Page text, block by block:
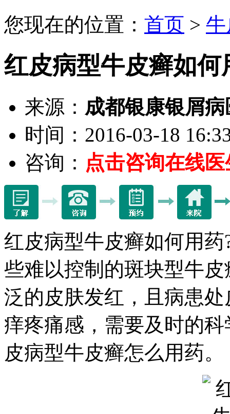
您现在的位置： 首页 >
红皮病型牛皮癣如何
来源： 成都银康银屑病
时间：2016-03-18
咨询： 点击咨询在线医
红皮病型牛皮癣如何用
些难以控制的斑块型牛
泛的皮肤发红，且病患
痒疼痛感，需要及时的
皮病型牛皮癣怎么用药。